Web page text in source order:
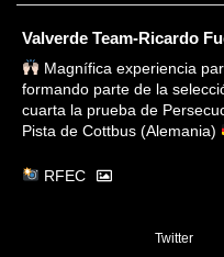
Valverde Team-Ricardo
Magnífica experiencia
formando parte de la
cuarta la prueba de
Pista de Cottbus (Alemania)
RFEC
Twitter